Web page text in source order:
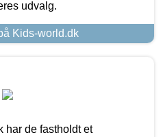
udvalg.
Kids-world.dk
har de fastholdt et